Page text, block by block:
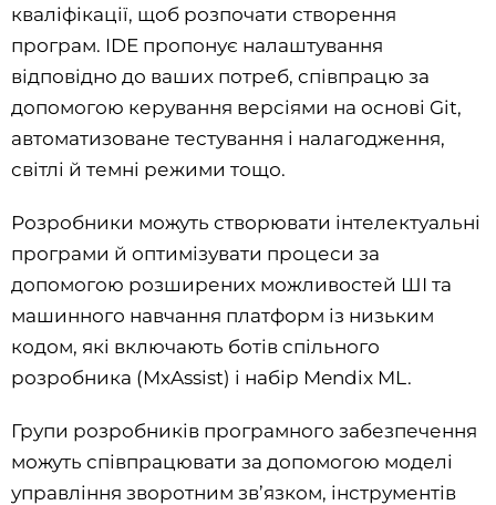
кваліфікації, щоб розпочати створення
програм. IDE пропонує налаштування
відповідно до ваших потреб, співпрацю за
допомогою керування версіями на основі Git,
автоматизоване тестування і налагодження,
світлі й темні режими тощо.
Розробники можуть створювати інтелектуальні
програми й оптимізувати процеси за
допомогою розширених можливостей ШІ та
машинного навчання платформ із низьким
кодом, які включають ботів спільного
розробника (MxAssist) і набір Mendix ML.
Групи розробників програмного забезпечення
можуть співпрацювати за допомогою моделі
управління зворотним зв’язком, інструментів